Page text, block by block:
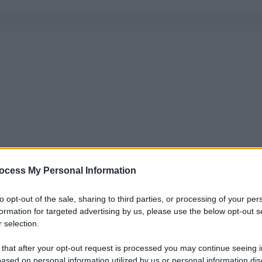
My Personal Information
opt-out of the sale, sharing to third parties, or processing of your
for targeted advertising by us, please use the below opt-out
selection.
after your opt-out request is processed you may continue seeing